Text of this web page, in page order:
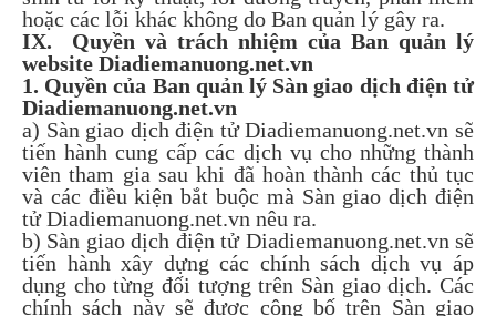
hoặc các lỗi khác không do Ban quản lý gây ra.
IX. Quyền và trách nhiệm của Ban quản lý
website Diadiemanuong.net.vn
1. Quyền của Ban quản lý Sàn giao dịch điện tử
Diadiemanuong.net.vn
a) Sàn giao dịch điện tử Diadiemanuong.net.vn sẽ
tiến hành cung cấp các dịch vụ cho những thành
viên tham gia sau khi đã hoàn thành các thủ tục
và các điều kiện bắt buộc mà Sàn giao dịch điện
tử Diadiemanuong.net.vn nêu ra.
b) Sàn giao dịch điện tử Diadiemanuong.net.vn sẽ
tiến hành xây dựng các chính sách dịch vụ áp
dụng cho từng đối tượng trên Sàn giao dịch. Các
chính sách này sẽ được công bố trên Sàn giao